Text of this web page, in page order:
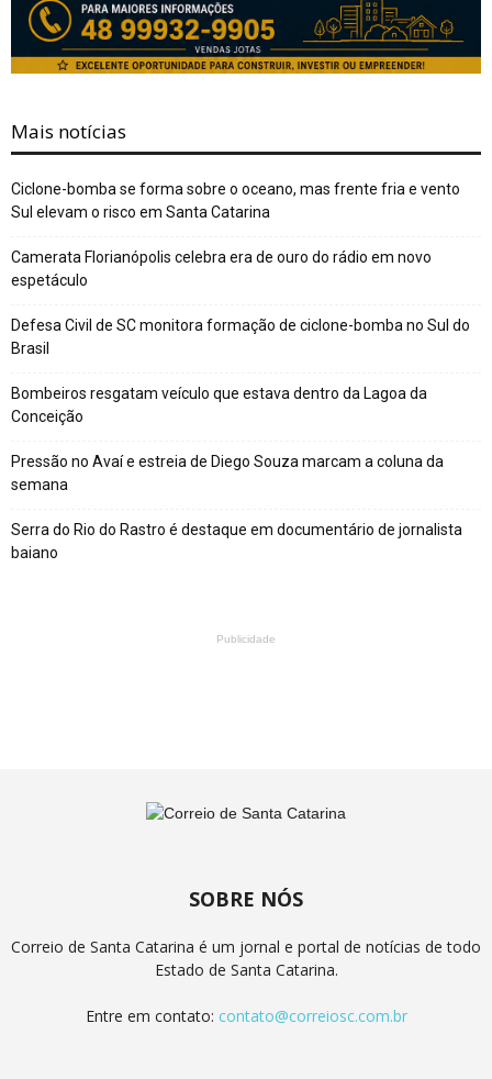
Mais notícias
Ciclone-bomba se forma sobre o oceano, mas frente fria e vento
Sul elevam o risco em Santa Catarina
Camerata Florianópolis celebra era de ouro do rádio em novo
espetáculo
Defesa Civil de SC monitora formação de ciclone-bomba no Sul do
Brasil
Bombeiros resgatam veículo que estava dentro da Lagoa da
Conceição
Pressão no Avaí e estreia de Diego Souza marcam a coluna da
semana
Serra do Rio do Rastro é destaque em documentário de jornalista
baiano
Publicidade
SOBRE NÓS
Correio de Santa Catarina é um jornal e portal de notícias de todo
Estado de Santa Catarina.
Entre em contato: contato@correiosc.com.br